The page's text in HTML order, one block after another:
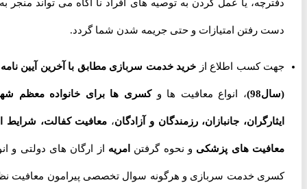
دفترچه، یا عمل کردن به توصیه های افراد نا آگاه می تواند منجر به از
دست رفتن امتیازات و حتی جریمه شدن شما گردد.
جهت کسب اطلاع ازخرید خدمت سربازی مطابق با آخرین آیین نامه ها
(سال98) ، انواع معافیت ها و کسری ها برای خانواده معظم شهدا،
ایثارگران، جانبازان، رزمندگان و آزادگان،معافیت کفالت، شرایط اخذ
معافیت های پزشکیو نحوه گرفتن امریهاز ارگان های دولتی و انواع
کسری خدمت سربازی و هرگونه سوال تخصصی پیرامون معافیت نظام